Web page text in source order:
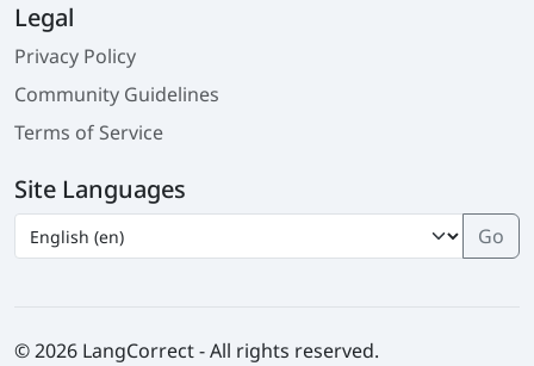
Legal
Privacy Policy
Community Guidelines
Terms of Service
Site Languages
© 2026 LangCorrect - All rights reserved.